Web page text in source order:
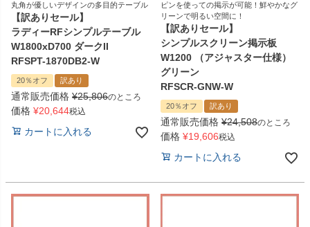
丸角が優しいデザインの多目的テーブル
【訳ありセール】
ラディーRFシンプルテーブル
W1800xD700 ダークII
RFSPT-1870DB2-W
20％オフ 訳あり
通常販売価格 ¥25,806のところ
価格 ¥20,644税込
カートに入れる
ピンを使っての掲示が可能！鮮やかなグ
リーンで明るい空間に！
【訳ありセール】
シンプルスクリーン掲示板
W1200 （アジャスター仕様）
グリーン
RFSCR-GNW-W
20％オフ 訳あり
通常販売価格 ¥24,508のところ
価格 ¥19,606税込
カートに入れる